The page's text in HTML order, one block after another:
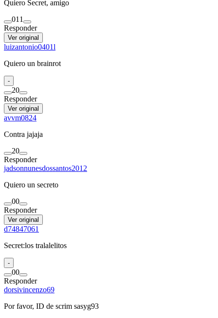
Quiero Secret, amigo
011
Responder
Ver original
luizantonio0401l
Quiero un brainrot
-
20
Responder
Ver original
avvm0824
Contra jajaja
20
Responder
jadsonnunesdossantos2012
Quiero un secreto
00
Responder
Ver original
d74847061
Secret:los tralalelitos
-
00
Responder
dorsivincenzo69
Por favor, ID de scrim sasyg93